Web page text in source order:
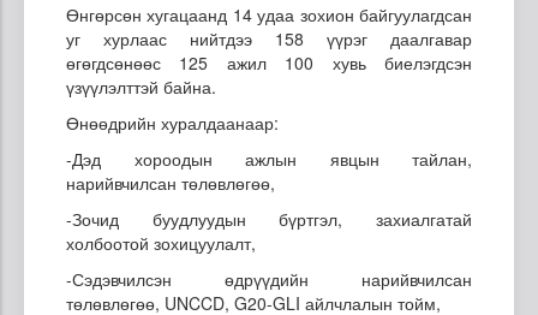
Өнгөрсөн хугацаанд 14 удаа зохион байгуулагдсан
уг хурлаас нийтдээ 158 үүрэг даалгавар
өгөгдсөнөөс 125 ажил 100 хувь биелэгдсэн
үзүүлэлттэй байна.
Өнөөдрийн хуралдаанаар:
-Дэд хороодын ажлын явцын тайлан,
нарийвчилсан төлөвлөгөө,
-Зочид буудлуудын бүртгэл, захиалгатай
холбоотой зохицуулалт,
-Сэдэвчилсэн өдрүүдийн нарийвчилсан
төлөвлөгөө, UNCCD, G20-GLI айлчлалын тойм,